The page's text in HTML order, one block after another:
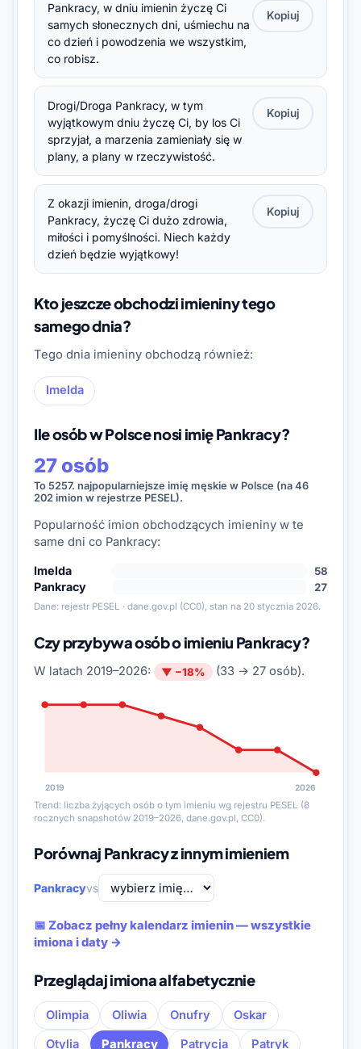
Pankracy, w dniu imienin życzę Ci
samych słonecznych dni, uśmiechu na
co dzień i powodzenia we wszystkim,
co robisz.
Kopiuj
Drogi/Droga Pankracy, w tym
wyjątkowym dniu życzę Ci, by los Ci
sprzyjał, a marzenia zamieniały się w
plany, a plany w rzeczywistość.
Kopiuj
Z okazji imienin, droga/drogi
Pankracy, życzę Ci dużo zdrowia,
miłości i pomyślności. Niech każdy
dzień będzie wyjątkowy!
Kopiuj
Kto jeszcze obchodzi imieniny tego
samego dnia?
Tego dnia imieniny obchodzą również:
Imelda
Ile osób w Polsce nosi imię Pankracy?
27 osób
To 5257. najpopularniejsze imię męskie w Polsce (na 46
202 imion w rejestrze PESEL).
Popularność imion obchodzących imieniny w te
same dni co Pankracy:
Imelda 58
Pankracy 27
Dane: rejestr PESEL · dane.gov.pl (CC0), stan na 20 stycznia 2026.
Czy przybywa osób o imieniu Pankracy?
W latach 2019–2026: ▼ −18% (33 → 27 osób).
2019 2026
Trend: liczba żyjących osób o tym imieniu wg rejestru PESEL (8
rocznych snapshotów 2019–2026, dane.gov.pl, CC0).
Porównaj Pankracy z innym imieniem
Pankracyvs
📅 Zobacz pełny kalendarz imienin — wszystkie
imiona i daty →
Przeglądaj imiona alfabetycznie
Olimpia Oliwia Onufry
Oskar
Otylia
Pankracy Patrycja Patryk